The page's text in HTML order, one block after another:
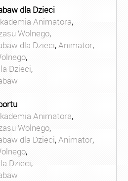
dla Dzieci
Animatora,
Wolnego,
dla Dzieci,Animator,
,
Dzieci,
Animatora,
Wolnego,
dla Dzieci,Animator,
,
Dzieci,